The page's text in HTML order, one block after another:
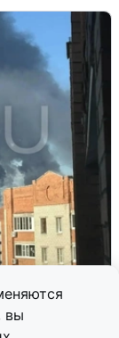
вы